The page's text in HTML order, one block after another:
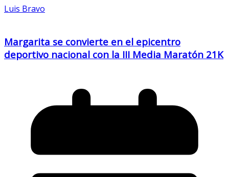
Luis Bravo
Margarita se convierte en el epicentro
deportivo nacional con la III Media Maratón 21K